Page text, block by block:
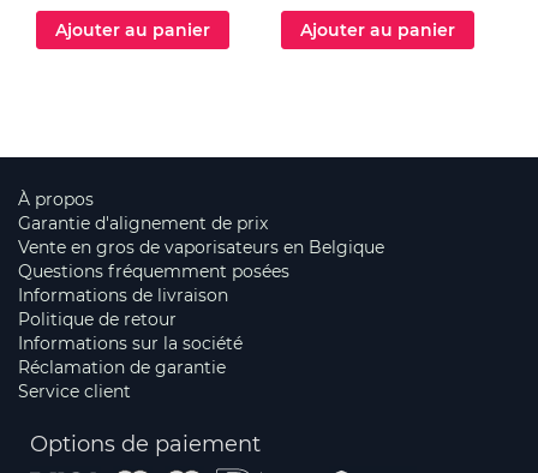
Ajouter au panier Ajouter au panier
À propos
Garantie d'alignement de prix
Vente en gros de vaporisateurs en Belgique
Questions fréquemment posées
Informations de livraison
Politique de retour
Informations sur la société
Réclamation de garantie
Service client
Options de paiement